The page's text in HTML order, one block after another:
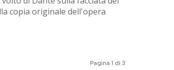
copia originale dell'opera
Pagina 1 di 3